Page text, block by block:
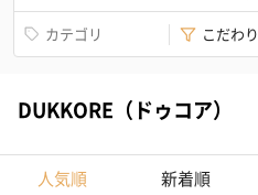
カテゴリ こだわり
DUKKORE（ドゥコア）
人気順 新着順